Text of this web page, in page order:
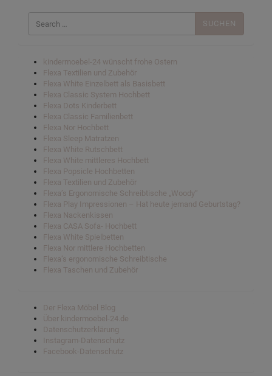
Suchen
nach:
kindermoebel-24 wünscht frohe Ostern
Flexa Textilien und Zubehör
Flexa White Einzelbett als Basisbett
Flexa Classic System Hochbett
Flexa Dots Kinderbett
Flexa Classic Familienbett
Flexa Nor Hochbett
Flexa Sleep Matratzen
Flexa White Rutschbett
Flexa White mittleres Hochbett
Flexa Popsicle Hochbetten
Flexa Textilien und Zubehör
Flexa’s Ergonomische Schreibtische „Woody“
Flexa Play Impressionen – Hat heute jemand Geburtstag?
Flexa Nackenkissen
Flexa CASA Sofa- Hochbett
Flexa White Spielbetten
Flexa Nor mittlere Hochbetten
Flexa’s ergonomische Schreibtische
Flexa Taschen und Zubehör
Der Flexa Möbel Blog
Über kindermoebel-24.de
Datenschutzerklärung
Instagram-Datenschutz
Facebook-Datenschutz